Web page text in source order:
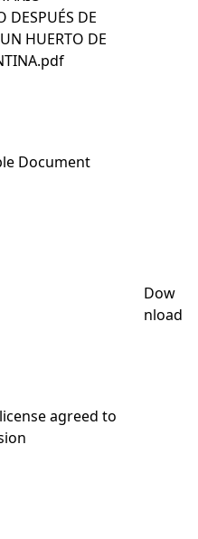
DESPUÉS DE
HUERTO DE
Document
agreed to
Dow
nload